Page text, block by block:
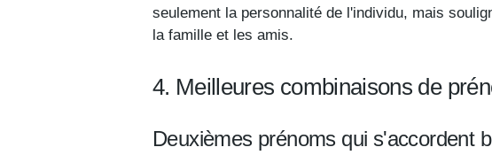
seulement la personnalité de l'individu, mais
la famille et les amis.
4. Meilleures combinaisons de
Deuxièmes prénoms qui s'accordent